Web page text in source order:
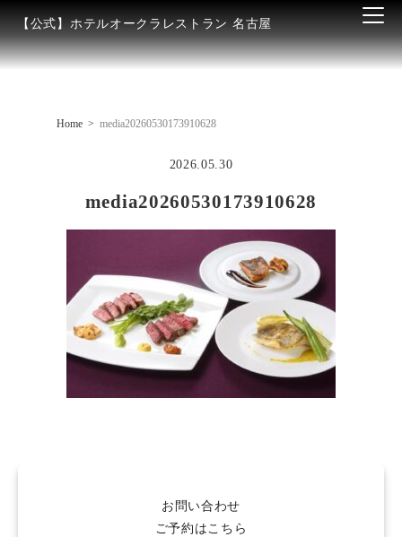
【公式】ホテルオークラレストラン 名古屋
Home media20260530173910628
2026.05.30
media20260530173910628
お問い合わせ
ご予約はこちら